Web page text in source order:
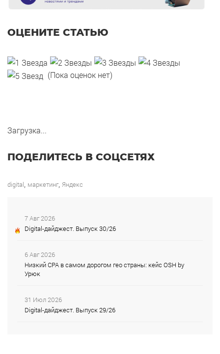
ОЦЕНИТЕ СТАТЬЮ
(Пока оценок нет)
Загрузка...
ПОДЕЛИТЕСЬ В СОЦСЕТЯХ
digital маркетинг, Яндекс
7 Авг 2026
Digital-дайджест. Выпуск 30/26
6 Авг 2026
Низкий CPA в самом дорогом гео страны: кейс OSH by
Урюк
31 Июл 2026
Digital-дайджест. Выпуск 29/26